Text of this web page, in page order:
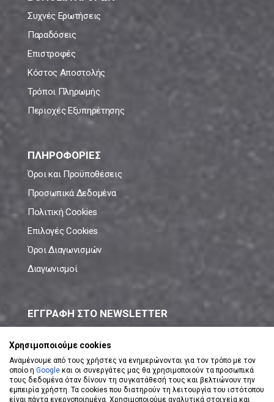
Συχνές Ερωτήσεις
Παραδόσεις
Επιστροφές
Κόστος Αποστολής
Τρόποι Πληρωμής
Περιοχές Εξυπηρέτησης
ΠΛΗΡΟΦΟΡΙΕΣ
Όροι και Προϋποθέσεις
Προσωπικά Δεδομένα
Πολιτική Cookies
Επιλογές Cookies
Όροι Διαγωνισμών
Διαγωνισμοί
ΕΓΓΡΑΦΗ ΣΤΟ NEWSLETTER
Χρησιμοποιούμε cookies
Αναμένουμε από τους χρήστες να ενημερώνονται για τον τρόπο με τον
οποίο η Google και οι συνεργάτες μας θα χρησιμοποιούν τα προσωπικά
τους δεδομένα όταν δίνουν τη συγκατάθεσή τους και βελτιώνουν την
εμπειρία χρήστη. Τα cookies που διατηρούν τη λειτουργία του ιστότοπου
είναι πάντα ενεργοποιημένα. Χρησιμοποιούμε αναλυτικά στοιχεία και